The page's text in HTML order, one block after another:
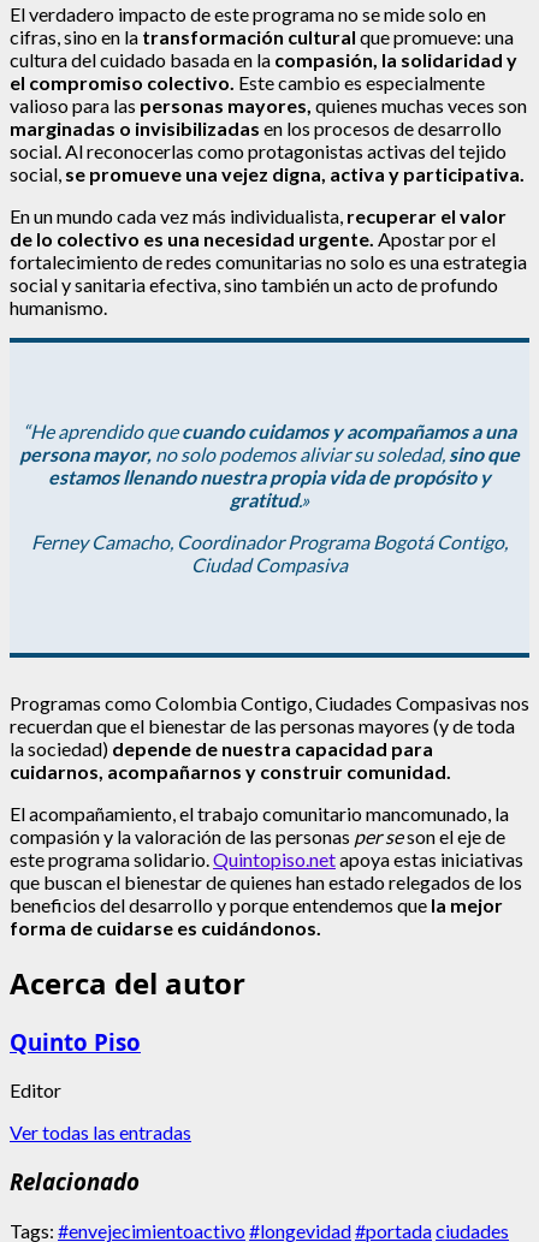
El verdadero impacto de este programa no se mide solo en
cifras, sino en la transformación cultural que promueve: una
cultura del cuidado basada en la compasión, la solidaridad y
el compromiso colectivo. Este cambio es especialmente
valioso para las personas mayores, quienes muchas veces son
marginadas o invisibilizadas en los procesos de desarrollo
social. Al reconocerlas como protagonistas activas del tejido
social, se promueve una vejez digna, activa y participativa.
En un mundo cada vez más individualista, recuperar el valor
de lo colectivo es una necesidad urgente. Apostar por el
fortalecimiento de redes comunitarias no solo es una estrategia
social y sanitaria efectiva, sino también un acto de profundo
humanismo.
“He aprendido quecuando cuidamos y acompañamos a una
persona mayor, no solo podemos aliviar su soledad, sino que
estamos llenando nuestra propia vida de propósito y
gratitud.»
Ferney Camacho, Coordinador Programa Bogotá Contigo,
Ciudad Compasiva
Programas como Colombia Contigo, Ciudades Compasivas nos
recuerdan que el bienestar de las personas mayores (y de toda
la sociedad) depende de nuestra capacidad para
cuidarnos, acompañarnos y construir comunidad.
El acompañamiento, el trabajo comunitario mancomunado, la
compasión y la valoración de las personas per seson el eje de
este programa solidario.Quintopiso.netapoya estas iniciativas
que buscan el bienestar de quienes han estado relegados de los
beneficios del desarrollo y porque entendemos que la mejor
forma de cuidarse es cuidándonos.
Acerca del autor
Quinto Piso
Editor
Ver todas las entradas
Relacionado
Tags: #envejecimientoactivo#longevidad#portadaciudades